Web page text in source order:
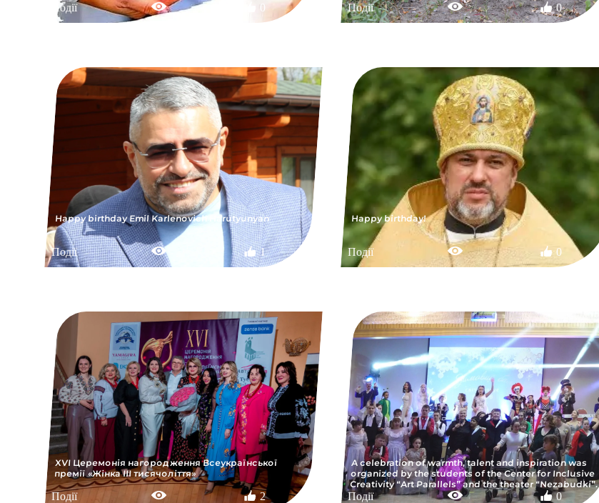
Події 0 Події 0
Happy birthday Emil Karlenovich Harutyunyan
Події 1
Happy birthday!
Події 0
XVІ Церемонія нагородження Всеукраїнської
премії «Жінка ІІІ тисячоліття»
Події 2
A celebration of warmth, talent and inspiration was
organized by the students of the Center for Inclusive
Creativity “Art Parallels” and the theater “Nezabudki”.
Події 0